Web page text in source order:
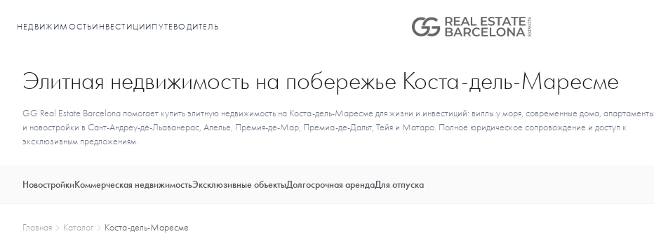
НЕДВИЖИМОСТЬИНВЕСТИЦИИПУТЕВОДИТЕЛЬ
Элитная недвижимость на побережье Коста-дель-Маресме
GG Real Estate Barcelona помогает купить элитную недвижимость на Коста-дель-Маресме для жизни и инвестиций: виллы у моря, современные дома, апартаменты
и новостройки в Сант-Андреу-де-Льаванерас, Алелье, Премия-де-Мар, Премиа-де-Дальт, Тейя и Матаро. Полное юридическое сопровождение и доступ к
эксклюзивным предложениям.
НовостройкиКоммерческая недвижимостьЭксклюзивные объектыДолгосрочная арендаДля отпуска
Главная Каталог Коста-дель-Маресме